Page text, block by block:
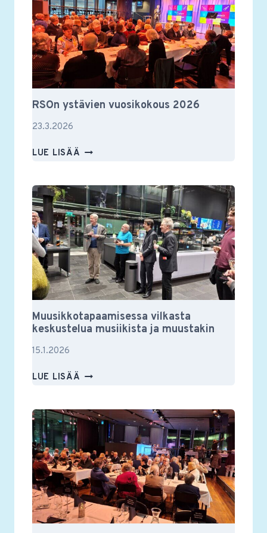
RSOn ystävien vuosikokous 2026
23.3.2026
LUE LISÄÄ RSON
2026
Muusikkotapaamisessa vilkasta
keskustelua musiikista ja muustakin
15.1.2026
LUE LISÄÄ MUUSIKKOTAPAAMISESSA
MUSIIKISTA
MUUSTAKIN